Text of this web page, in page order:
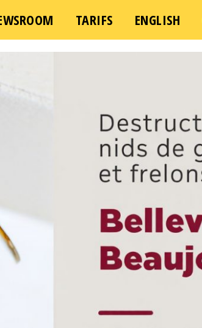
TARIFS ENGLISH